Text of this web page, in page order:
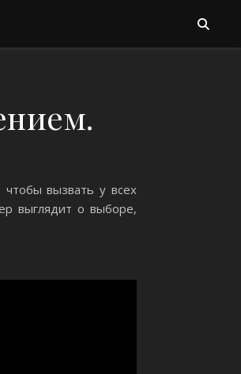
вызвать у всех
выглядит о выборе,